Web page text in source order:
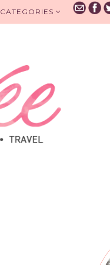
CATEGORIES